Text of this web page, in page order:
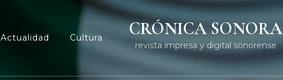
Actualidad Cultura CRÓNICA SONORA
revista impresa y digital sonorense